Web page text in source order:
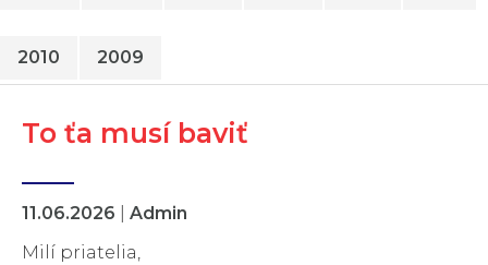
2010 2009
To ťa musí baviť
11.06.2026
Admin
Milí priatelia,